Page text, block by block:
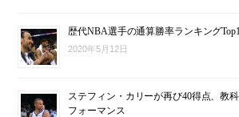
歴代NBA選手の通算勝率ランキング
2020年5月12日
ステフィン・カリーが再び40得点、教
フォーマンス